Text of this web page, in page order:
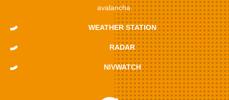
avalancha.
WEATHER STATION
RADAR
NIVWATCH